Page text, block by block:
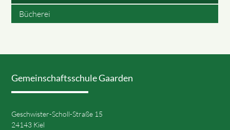
Bücherei
Gemeinschaftsschule Gaarden
Geschwister-Scholl-Straße 15
24143 Kiel